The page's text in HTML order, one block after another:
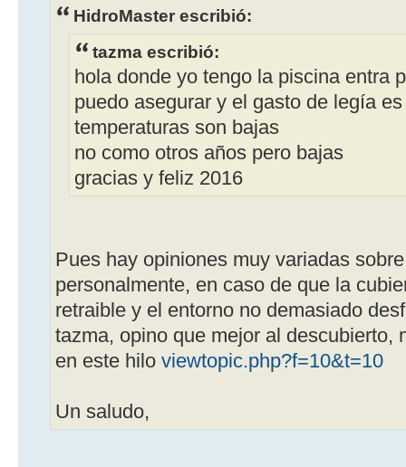
HidroMaster escribió:
tazma escribió:
hola donde yo tengo la piscina entra
puedo asegurar y el gasto de legía
temperaturas son bajas
no como otros años pero bajas
gracias y feliz 2016
Pues hay opiniones muy variadas
personalmente, en caso de que la
retraible y el entorno no demasiado
tazma, opino que mejor al descubierto,
en este hilo viewtopic.php?f=10&t=10
Un saludo,